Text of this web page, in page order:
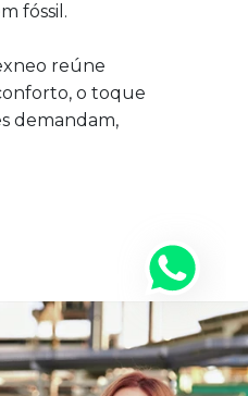
fóssil.
reúne
o toque
demandam,